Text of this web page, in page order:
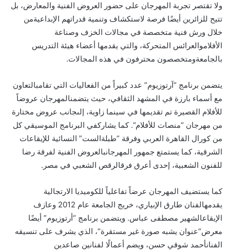
ولا تقتصر تجربة المهرجان على حضور العروض الفنية والمعارض، بل
تتيح للزائرين أيضا فرصة لاستكشاف وتنمية قدراتهم الإبداعيةمن
خلال ورش فنية متخصصة في مجالات الخزف وصناعة
الأفلاموالعرائس المتحركة، والتي يقدمها أعضاء هيئة التدريس
بالجامعةومتخصصون محترفون في هذه المجالات.
يتضمن برنامج “آرتوزيوم” عدد كبيرا من الفعاليات التي تقامبالتعاون
مع أسماء بارزة في المشهد الثقافي، حيث يتضمنالمهرجان عروضا
للأفلام القصيرة تم تقديمها في سينما زاوية، إلىجانب عروض مختارة
من مهرجان “منصات للأفلام“.كما يشاركفي البرنامج الموسيقي كل
من كورال القاهرة العربي وفرقة “طبلةالست” النسائية للإيقاعات
الشرقية،كما يستمتع جمهور المهرجانبالعروض الفنية لفرقة رضا
للفنون الشعبية، إحدى أعرق فرقالرقص الشعبي في مصر .
كما يستضيف المهرجان عرضا تفاعليا للكوميديا الارتجالية
يقدمهالفنان طارق الإبياري، خريج الجامعة عام
وعازف
الإيقاعالشهير مصطفى عباس. ويتضمن برنامج “أرتوزيوم” أيضا
معرض“عنوان يشبه صورة غير مستقرة“، الذي يشرف على تنسيقه
الفنانأحمد شوقي حسن، ويضم أعمال لفنانين صاعدين